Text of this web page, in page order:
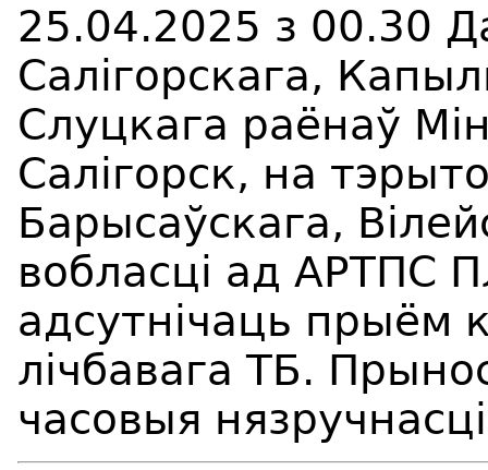
25.04.2025 з 00.30
Салігорскага,
Слуцкага раёнаў
Салігорск, на
Барысаўскага,
вобласці ад АРТПС
адсутнічаць прыём
лічбавага ТБ.
часовыя